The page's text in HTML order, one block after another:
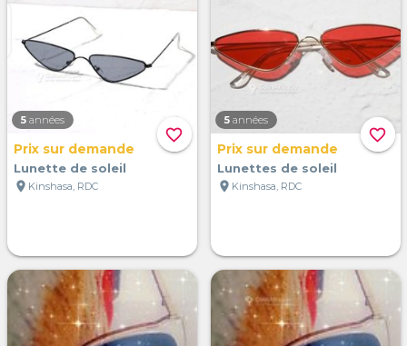
favorite_border
5 années
Prix sur demande
Lunette de soleil
location_on Kinshasa, RDC
favorite_border
5 années
Prix sur demande
Lunettes de soleil
location_on Kinshasa, RDC